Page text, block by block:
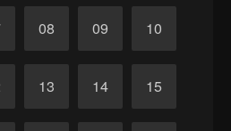
08 09 10
13 14 15